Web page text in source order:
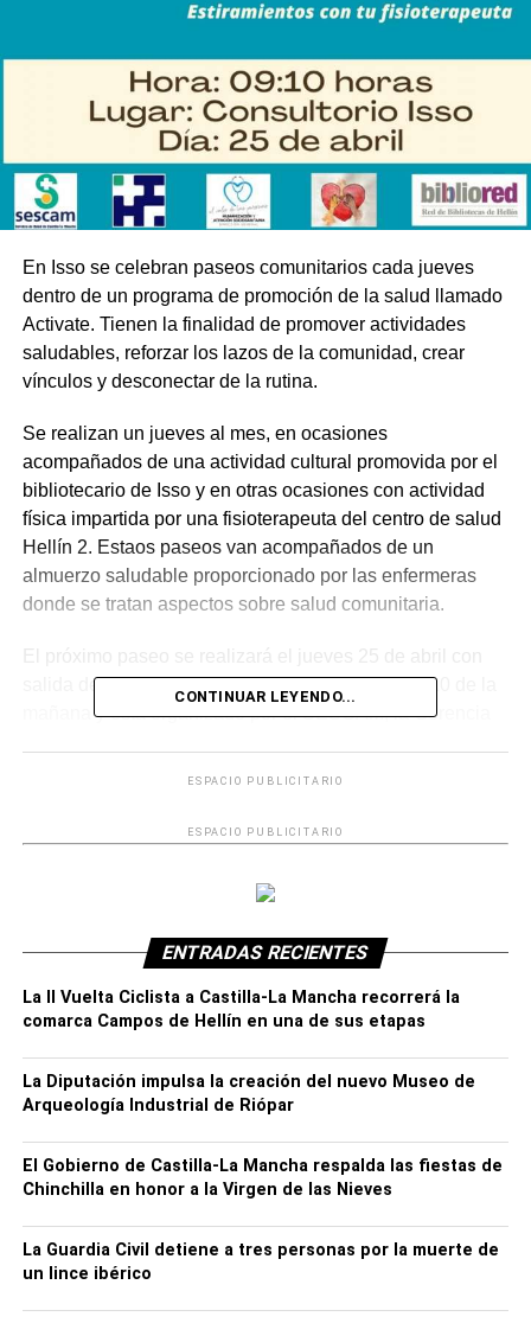
En Isso se celebran paseos comunitarios cada jueves
dentro de un programa de promoción de la salud llamado
Activate. Tienen la finalidad de promover actividades
saludables, reforzar los lazos de la comunidad, crear
vínculos y desconectar de la rutina.
Se realizan un jueves al mes, en ocasiones
acompañados de una actividad cultural promovida por el
bibliotecario de Isso y en otras ocasiones con actividad
física impartida por una fisioterapeuta del centro de salud
Hellín 2. Estaos paseos van acompañados de un
almuerzo saludable proporcionado por las enfermeras
donde se tratan aspectos sobre salud comunitaria.
salida desde el consultorio de salud Isso a las 9:10 de la
mañana y está organizado por el SESCAM, la Gerencia
CONTINUAR LEYENDO...
ESPACIO PUBLICITARIO
ESPACIO PUBLICITARIO
ENTRADAS RECIENTES
La II Vuelta Ciclista a Castilla-La Mancha recorrerá la
comarca Campos de Hellín en una de sus etapas
La Diputación impulsa la creación del nuevo Museo de
Arqueología Industrial de Riópar
El Gobierno de Castilla-La Mancha respalda las fiestas de
Chinchilla en honor a la Virgen de las Nieves
La Guardia Civil detiene a tres personas por la muerte de
un lince ibérico